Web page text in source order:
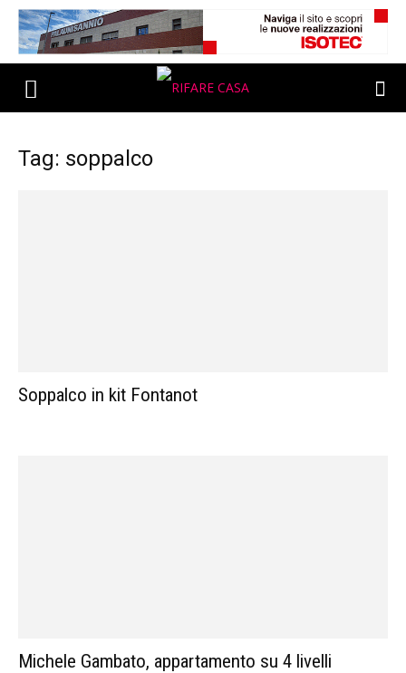
Tag: soppalco
Soppalco in kit Fontanot
Michele Gambato, appartamento su 4 livelli